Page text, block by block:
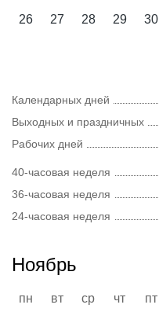
26 27 28 29 30
Календарных дней
Выходных и праздничных
Рабочих дней
40-часовая неделя
36-часовая неделя
24-часовая неделя
Ноябрь
пн вт ср чт пт